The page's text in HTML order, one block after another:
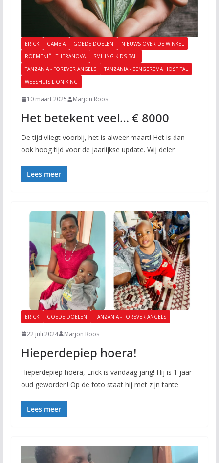
ERICK GAMBIA GOEDE DOELEN
NIEUWS OVER DE WINKEL
ROEMENIË - THERANOVA
SMILING KIDS BALI
TANZANIA - FOREVER ANGELS
TANZANIA - SENGEREMA HOSPITAL
WEESHUIS LION KING
10 maart 2025 Marjon Roos
Het betekent veel… € 8000
De tijd vliegt voorbij, het is alweer maart! Het is dan
ook hoog tijd voor de jaarlijkse update. Wij delen
Lees meer
ERICK GOEDE DOELEN TANZANIA - FOREVER ANGELS
22 juli 2024 Marjon Roos
Hieperdepiep hoera!
Hieperdepiep hoera, Erick is vandaag jarig! Hij is 1 jaar
oud geworden! Op de foto staat hij met zijn tante
Lees meer